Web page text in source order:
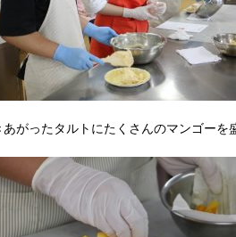
あがったタルトにたくさんのマンゴーを